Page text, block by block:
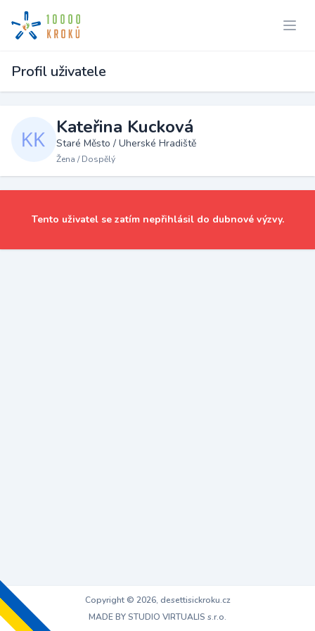
Profil uživatele
Kateřina Kucková
Staré Město / Uherské Hradiště
Žena / Dospělý
Tento uživatel se zatím nepřihlásil do dubnové výzvy.
Copyright © 2026, desettisickroku.cz
MADE BY STUDIO VIRTUALIS s.r.o.